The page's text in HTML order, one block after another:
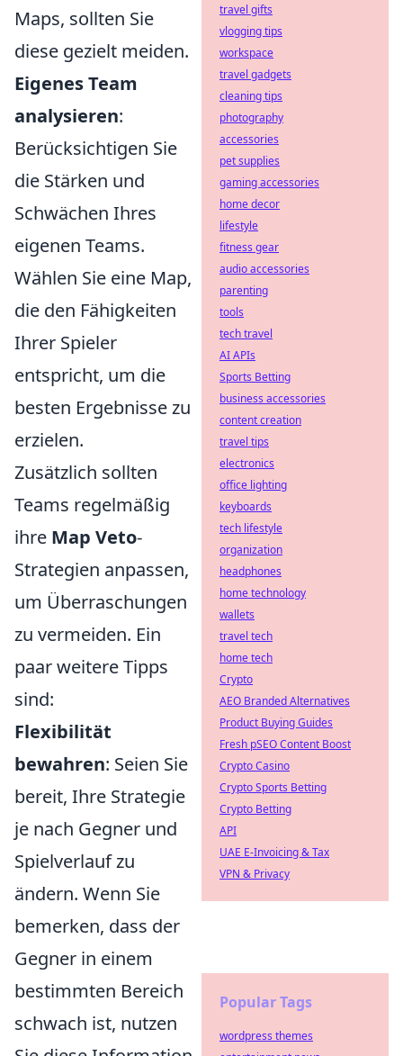
Maps, sollten Sie
diese gezielt meiden.
Eigenes Team
analysieren:
Berücksichtigen Sie
die Stärken und
Schwächen Ihres
eigenen Teams.
Wählen Sie eine Map,
die den Fähigkeiten
Ihrer Spieler
entspricht, um die
besten Ergebnisse zu
erzielen.
Zusätzlich sollten
Teams regelmäßig
ihre Map Veto-
Strategien anpassen,
um Überraschungen
zu vermeiden. Ein
paar weitere Tipps
sind:
Flexibilität
bewahren: Seien Sie
bereit, Ihre Strategie
je nach Gegner und
Spielverlauf zu
ändern. Wenn Sie
bemerken, dass der
Gegner in einem
bestimmten Bereich
schwach ist, nutzen
travel gifts
vlogging tips
workspace
travel gadgets
cleaning tips
photography
accessories
pet supplies
gaming accessories
home decor
lifestyle
fitness gear
audio accessories
parenting
tools
tech travel
AI APIs
Sports Betting
business accessories
content creation
travel tips
electronics
office lighting
keyboards
tech lifestyle
organization
headphones
home technology
wallets
travel tech
home tech
Crypto
AEO Branded Alternatives
Product Buying Guides
Fresh pSEO Content Boost
Crypto Casino
Crypto Sports Betting
Crypto Betting
API
UAE E-Invoicing & Tax
VPN & Privacy
Popular Tags
wordpress themes